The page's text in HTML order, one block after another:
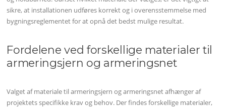
sikre, at installationen udføres korrekt og i overensstemmelse med
bygningsreglementet for at opnå det bedst mulige resultat.
Fordelene ved forskellige materialer til
armeringsjern og armeringsnet
Valget af materiale til armeringsjern og armeringsnet afhænger af
projektets specifikke krav og behov. Der findes forskellige materialer,